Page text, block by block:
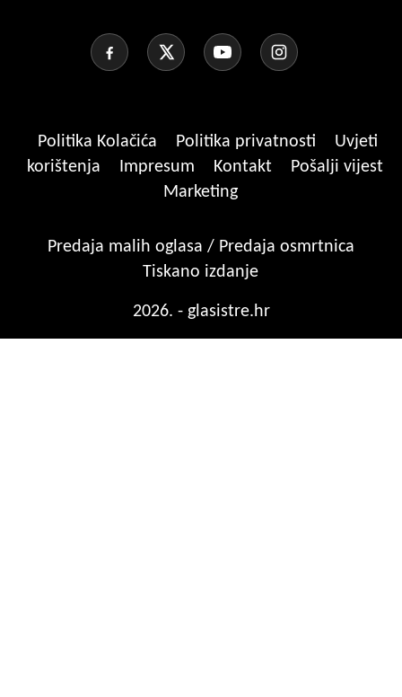
Politika Kolačića Politika privatnosti
Uvjeti
korištenja
Impresum Kontakt
Pošalji vijest
Marketing
Predaja malih oglasa / Predaja osmrtnica
Tiskano izdanje
2026. - glasistre.hr